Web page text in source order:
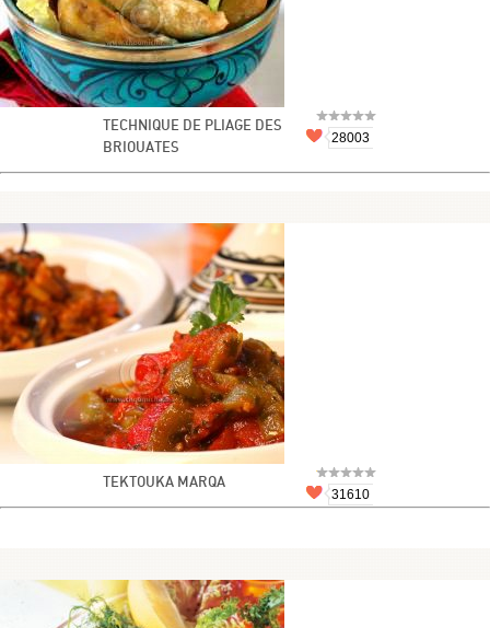
TECHNIQUE DE PLIAGE DES
BRIOUATES
28003
TEKTOUKA MARQA
31610